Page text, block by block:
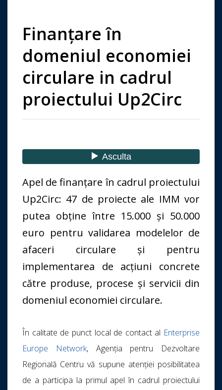
Finanțare în
domeniul economiei
circulare in cadrul
proiectului Up2Circ
Apel de finanțare în cadrul proiectului
Up2Circ: 47 de proiecte ale IMM vor
putea obține între 15.000 și 50.000
euro pentru validarea modelelor de
afaceri circulare și pentru
implementarea de acțiuni concrete
către produse, procese și servicii din
domeniul economiei circulare.
În calitate de punct local de contact al Enterprise
Europe Network, Agenția pentru Dezvoltare
Regională Centru vă supune atenției posibilitatea
de a participa la primul apel în cadrul proiectului